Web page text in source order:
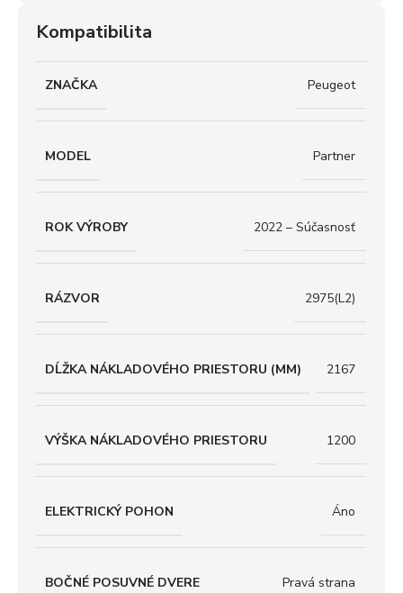
Kompatibilita
ZNAČKA Peugeot
MODEL Partner
ROK VÝROBY 2022 – Súčasnosť
RÁZVOR 2975(L2)
DĹŽKA NÁKLADOVÉHO PRIESTORU (MM) 2167
VÝŠKA NÁKLADOVÉHO PRIESTORU 1200
ELEKTRICKÝ POHON Áno
BOČNÉ POSUVNÉ DVERE Pravá strana